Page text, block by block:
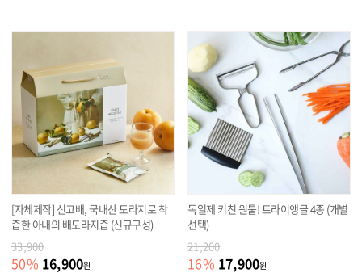
[자체제작] 신고배, 국내산 도라지로 착
즙한 아내의 배도라지즙 (신규구성)
33,900
50% 16,900원
독일제 키친 원툴! 트라이앵글 4종 (개별
선택)
21,200
16% 17,900원